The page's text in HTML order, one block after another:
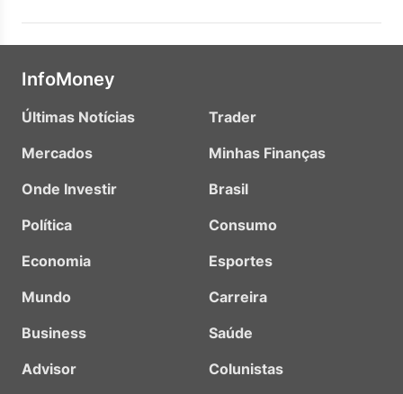
InfoMoney
Últimas Notícias
Mercados
Onde Investir
Política
Economia
Mundo
Business
Advisor
Trader
Minhas Finanças
Brasil
Consumo
Esportes
Carreira
Saúde
Colunistas